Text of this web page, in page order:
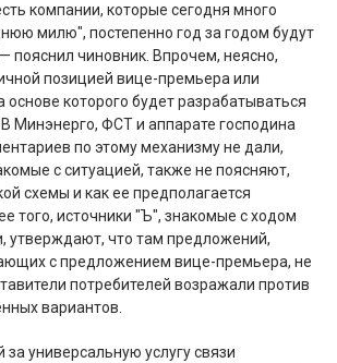
компании, которые сегодня много
милю", постепенно год за годом будут
пояснил чиновник. Впрочем, неясно,
позицией вице-премьера или
которого будет разрабатываться
Минэнерго, ФСТ и аппарате господина
по этому механизму не дали,
с ситуацией, также не поясняют,
схемы и как ее предполагается
того, источники "Ъ", знакомые с ходом
утверждают, что там предложений,
с предложением вице-премьера, не
потребителей возражали против
вариантов.
универсальную услугу связи